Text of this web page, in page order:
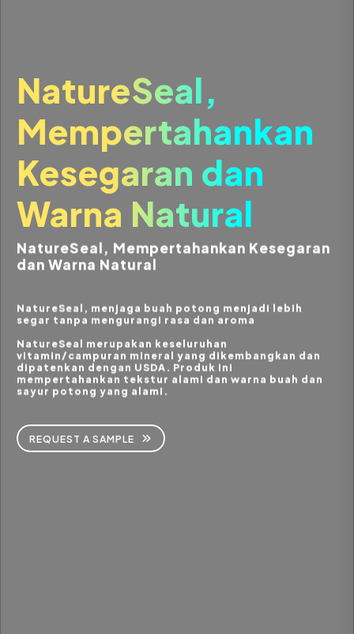
NatureSeal,
Mempertahankan
Kesegaran dan
Warna Natural
NatureSeal, Mempertahankan Kesegaran
dan Warna Natural
NatureSeal, menjaga buah potong menjadi lebih
segar tanpa mengurangi rasa dan aroma
NatureSeal merupakan keseluruhan
vitamin/campuran mineral yang dikembangkan dan
dipatenkan dengan USDA. Produk ini
mempertahankan tekstur alami dan warna buah dan
sayur potong yang alami.
REQUEST A SAMPLE